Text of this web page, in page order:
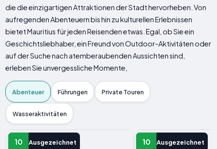
die die einzigartigen Attraktionen der Stadt hervorheben. Von
aufregenden Abenteuern bis hin zu kulturellen Erlebnissen
bietet Mauritius für jeden Reisenden etwas. Egal, ob Sie ein
Geschichtsliebhaber, ein Freund von Outdoor-Aktivitäten oder
auf der Suche nach atemberaubenden Aussichten sind,
erleben Sie unvergessliche Momente,
Abenteuer Führungen Private Touren
Wasseraktivitäten
10 Ausgezeichnet
ABENTEUER
10 Ausgezeichnet
ABENTEUER